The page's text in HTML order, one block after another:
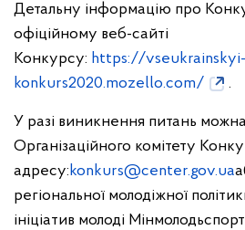
Детальну інформацію про
офіційному веб-сайті
Конкурсу: https://vseukrainskyi-
konkurs2020.mozello.com/
.
У разі виникнення питань
Організаційного комітету
адресу:konkurs@center.gov.ua
регіональної молодіжної
ініціатив молоді